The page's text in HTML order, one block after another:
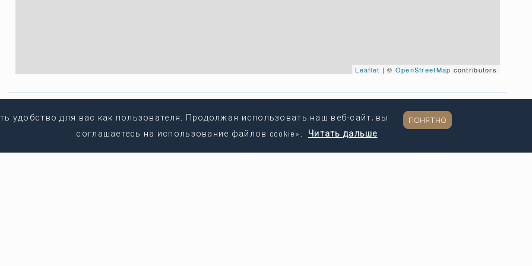
Leaflet | © OpenStreetMap contributors
удобство для вас как пользователя. Продолжая использовать наш веб-сайт, вы
соглашаетесь на использование файлов cookie».
Читать дальше
ПОНЯТНО